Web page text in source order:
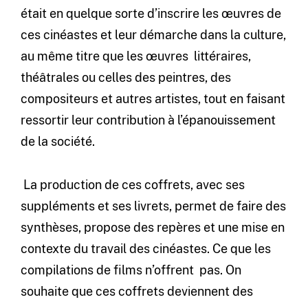
était en quelque sorte d’inscrire les œuvres de
ces cinéastes et leur démarche dans la culture,
au même titre que les œuvres littéraires,
théâtrales ou celles des peintres, des
compositeurs et autres artistes, tout en faisant
ressortir leur contribution à l’épanouissement
de la société.
La production de ces coffrets, avec ses
suppléments et ses livrets, permet de faire des
synthèses, propose des repères et une mise en
contexte du travail des cinéastes. Ce que les
compilations de films n’offrent pas. On
souhaite que ces coffrets deviennent des